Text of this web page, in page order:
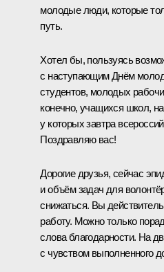
молодые люди, которые
путь.
Хотел бы, пользуясь
с наступающим Днём
студентов, молодых
конечно, учащихся школ,
у которых завтра
Поздравляю вас!
Дорогие друзья, сейчас
и объём задач для
снижаться. Вы
работу. Можно только
слова благодарности. На
с чувством выполненного